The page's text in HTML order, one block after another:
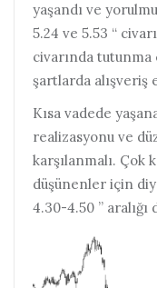
yaşandı ve
5.24 ve 5.53 “
civarında tutunma
şartlarda alışveriş
Kısa vadede
realizasyonu ve
karşılanmalı. Çok
düşünenler için
4.30-4.50 ”